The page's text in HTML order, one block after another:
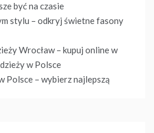
być na czasie
stylu – odkryj świetne fasony
Wrocław – kupuj online w
w Polsce
Polsce – wybierz najlepszą